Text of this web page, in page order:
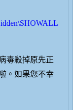
毒殺掉原先正
。如果您不幸